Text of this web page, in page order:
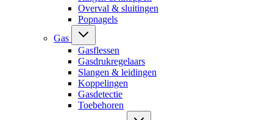
Overval & sluitingen
Popnagels
Gas
Gasflessen
Gasdrukregelaars
Slangen & leidingen
Koppelingen
Gasdetectie
Toebehoren